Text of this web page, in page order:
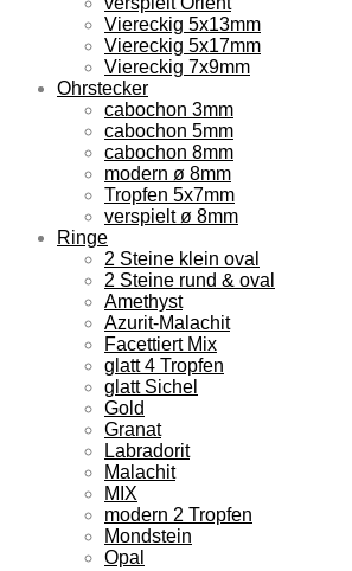
Viereckig 5x13mm
Viereckig 5x17mm
Viereckig 7x9mm
Ohrstecker
cabochon 3mm
cabochon 5mm
cabochon 8mm
modern ø 8mm
Tropfen 5x7mm
verspielt ø 8mm
Ringe
2 Steine klein oval
2 Steine rund & oval
Amethyst
Azurit-Malachit
Facettiert Mix
glatt 4 Tropfen
glatt Sichel
Gold
Granat
Labradorit
Malachit
MIX
modern 2 Tropfen
Mondstein
Opal